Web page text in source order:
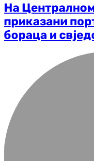
На
приказани
бораца и